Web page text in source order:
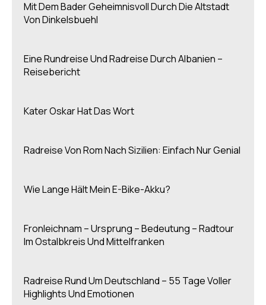
Mit Dem Bader Geheimnisvoll Durch Die Altstadt
Von Dinkelsbuehl
Eine Rundreise Und Radreise Durch Albanien –
Reisebericht
Kater Oskar Hat Das Wort
Radreise Von Rom Nach Sizilien: Einfach Nur Genial
Wie Lange Hält Mein E-Bike-Akku?
Fronleichnam – Ursprung – Bedeutung – Radtour
Im Ostalbkreis Und Mittelfranken
Radreise Rund Um Deutschland – 55 Tage Voller
Highlights Und Emotionen